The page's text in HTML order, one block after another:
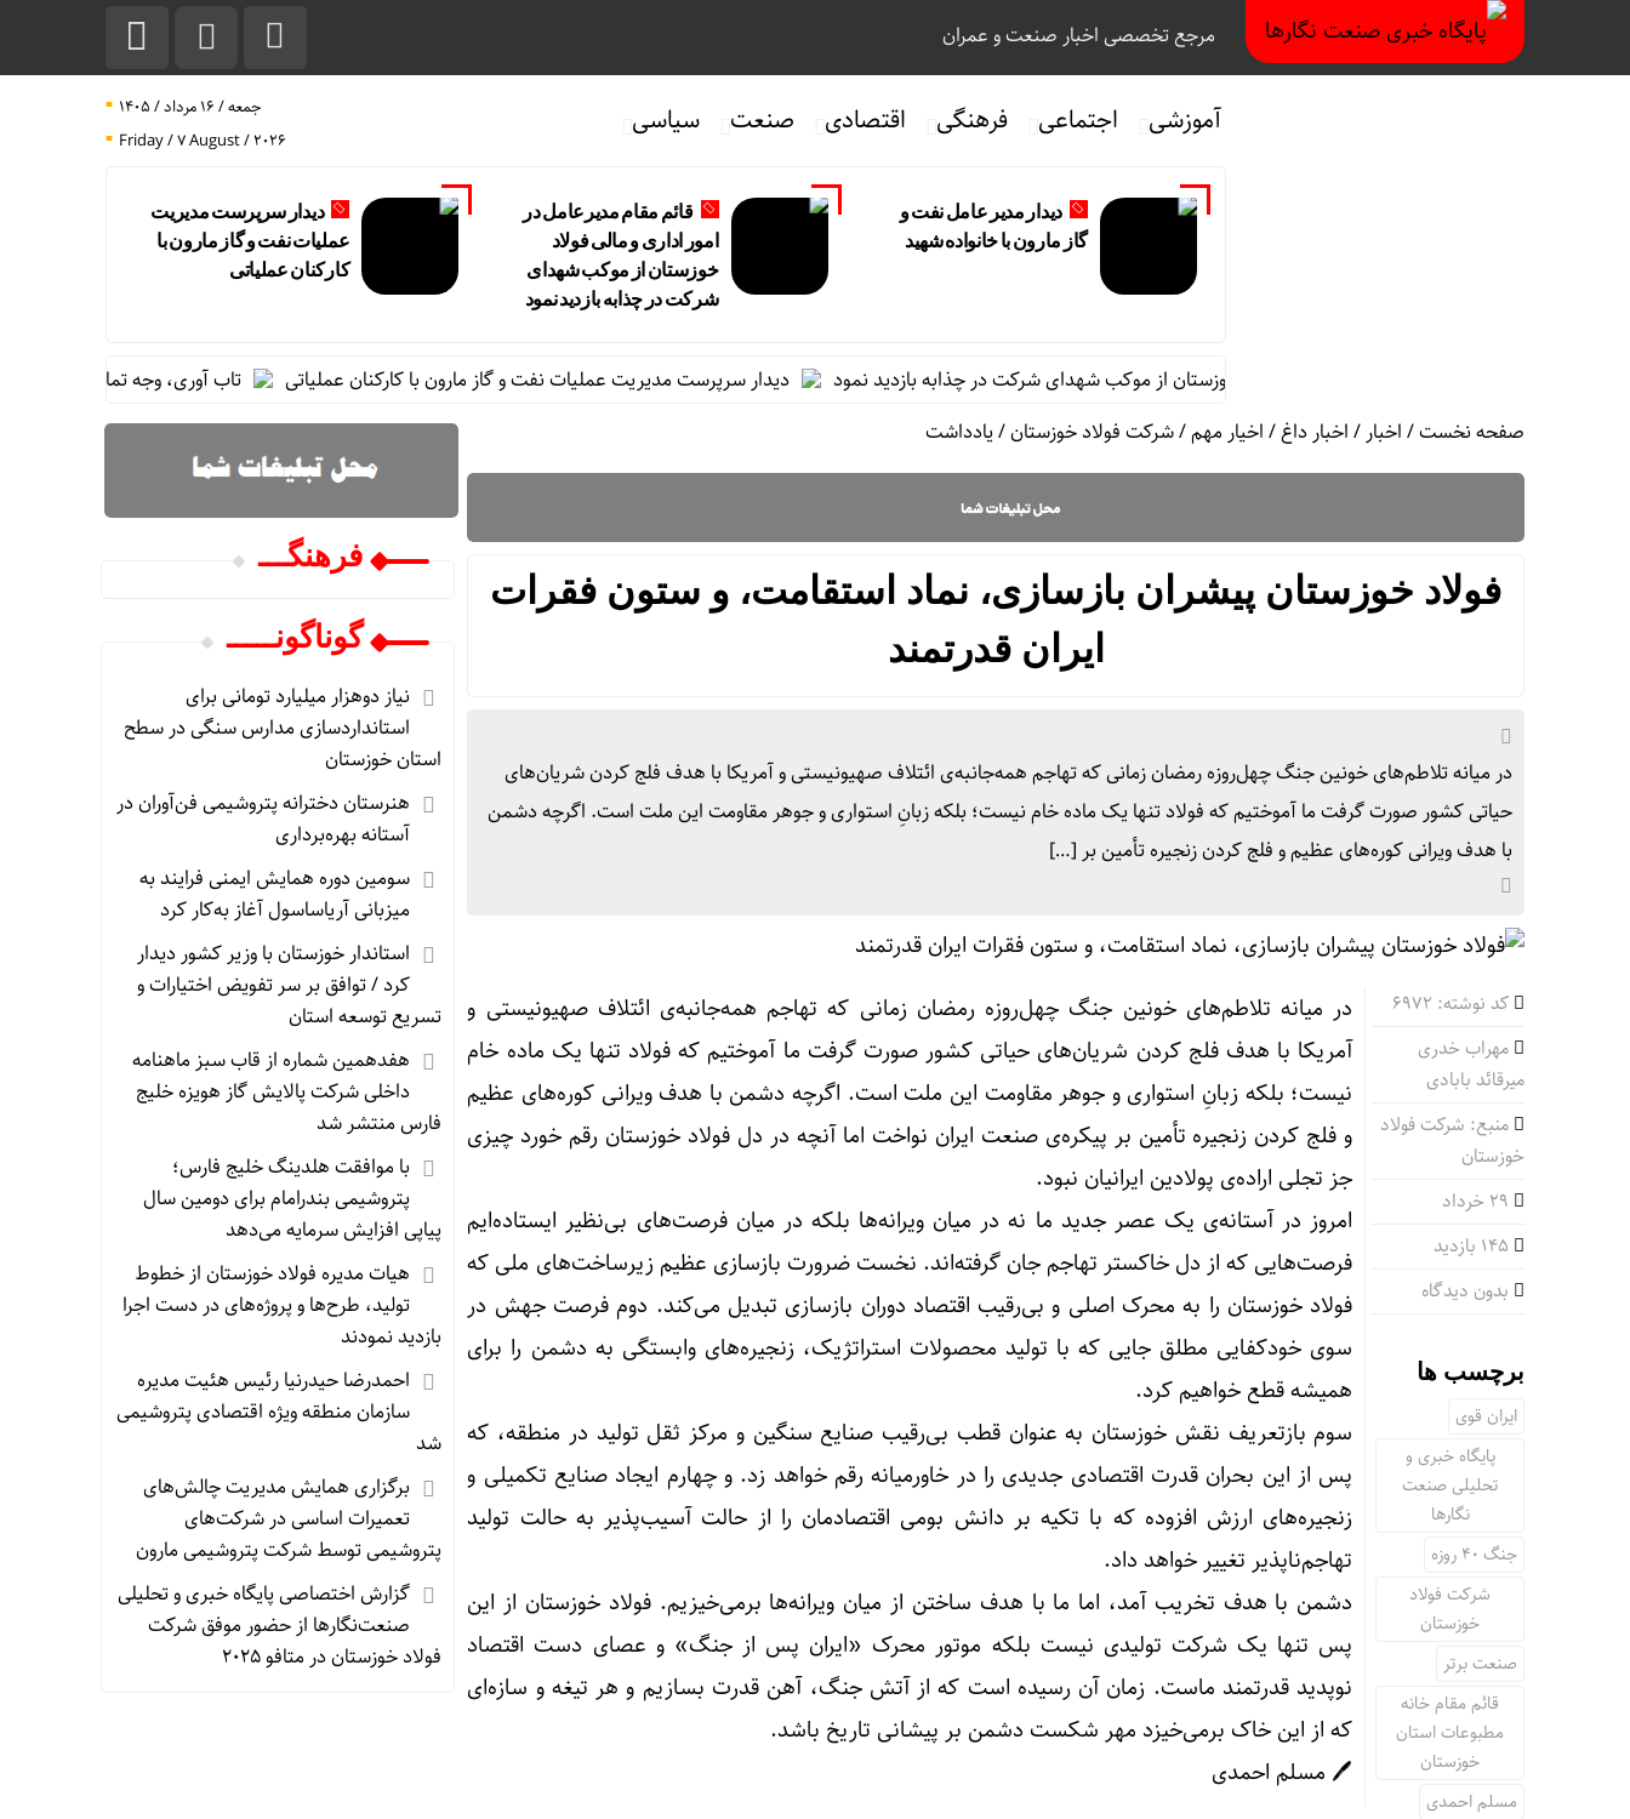
مرجع تخصصی اخبار صنعت و عمران
آموزشی اجتماعی فرهنگی اقتصادی صنعت سیاسی
جمعه / ۱۶ مرداد / ۱۴۰۵
Friday / 7 August / 2026
دیدار مدیر عامل نفت و
گاز مارون با خانواده شهید
قائم مقام مدیرعامل در
امور اداری و مالی فولاد
خوزستان از موکب شهدای
شرکت در چذابه بازدید نمود
دیدار سرپرست مدیریت
عملیات نفت و گاز مارون با
کارکنان عملیاتی
قائم مقام مدیرعامل در امور اداری و مالی فولاد خوزستان از موکب شهدای شرکت در چذابه بازدید نمود دیدار سرپرست مدیریت عملیات نفت و گاز مارون با کارکنان عملیاتی
تاب آوری، وجه تمایز تازه پتروشیمی
صفحه نخست/اخبار/اخبار داغ/اخیار مهم/شرکت فولاد خوزستان/یادداشت
فولاد خوزستان پیشران بازسازی، نماد استقامت، و ستون فقرات
ایران قدرتمند
در میانه تلاطم‌های خونین جنگ چهل‌روزه رمضان زمانی که تهاجم همه‌جانبه‌ی ائتلاف صهیونیستی و آمریکا با هدف فلج کردن شریان‌های
حیاتی کشور صورت گرفت ما آموختیم که فولاد تنها یک ماده خام نیست؛ بلکه زبانِ استواری و جوهر مقاومت این ملت است. اگرچه دشمن
با هدف ویرانی کوره‌های عظیم و فلج کردن زنجیره تأمین بر […]
کد نوشته: 6972
مهراب خدری
میرقائد بابادی
منبع: شرکت فولاد
خوزستان
بدون دیدگاه
برچسب ها
ایران قوی
پایگاه خبری و
تحلیلی صنعت
نگارها
جنگ 40 روزه
شرکت فولاد
خوزستان
صنعت برتر
قائم مقام خانه
مطبوعات استان
خوزستان
مسلم احمدی
در میانه تلاطم‌های خونین جنگ چهل‌روزه رمضان زمانی که تهاجم همه‌جانبه‌ی ائتلاف صهیونیستی و
آمریکا با هدف فلج کردن شریان‌های حیاتی کشور صورت گرفت ما آموختیم که فولاد تنها یک ماده خام
نیست؛ بلکه زبانِ استواری و جوهر مقاومت این ملت است. اگرچه دشمن با هدف ویرانی کوره‌های عظیم
و فلج کردن زنجیره تأمین بر پیکره‌ی صنعت ایران نواخت اما آنچه در دل فولاد خوزستان رقم خورد چیزی
جز تجلی اراده‌ی پولادین ایرانیان نبود.
امروز در آستانه‌ی یک عصر جدید ما نه در میان ویرانه‌ها بلکه در میان فرصت‌های بی‌نظیر ایستاده‌ایم
فرصت‌هایی که از دل خاکستر تهاجم جان گرفته‌اند. نخست ضرورت بازسازی عظیم زیرساخت‌های ملی که
فولاد خوزستان را به محرک اصلی و بی‌رقیب اقتصاد دوران بازسازی تبدیل می‌کند. دوم فرصت جهش در
سوی خودکفایی مطلق جایی که با تولید محصولات استراتژیک، زنجیره‌های وابستگی به دشمن را برای
همیشه قطع خواهیم کرد.
سوم بازتعریف نقش خوزستان به عنوان قطب بی‌رقیب صنایع سنگین و مرکز ثقل تولید در منطقه، که
پس از این بحران قدرت اقتصادی جدیدی را در خاورمیانه رقم خواهد زد. و چهارم ایجاد صنایع تکمیلی و
زنجیره‌های ارزش افزوده که با تکیه بر دانش بومی اقتصادمان را از حالت آسیب‌پذیر به حالت تولید
تهاجم‌ناپذیر تغییر خواهد داد.
دشمن با هدف تخریب آمد، اما ما با هدف ساختن از میان ویرانه‌ها برمی‌خیزیم. فولاد خوزستان از این
پس تنها یک شرکت تولیدی نیست بلکه موتور محرک «ایران پس از جنگ» و عصای دست اقتصاد
نوپدید قدرتمند ماست. زمان آن رسیده است که از آتش جنگ، آهن قدرت بسازیم و هر تیغه و سازه‌ای
که از این خاک برمی‌خیزد مهر شکست دشمن بر پیشانی تاریخ باشد.
🖊 مسلم احمدی
فرهنگـــ
گوناگونـــــ
نیاز دوهزار میلیارد تومانی برای
استانداردسازی مدارس سنگی در سطح
استان خوزستان
هنرستان دخترانه پتروشیمی فن‌آوران در
آستانه بهره‌برداری
سومین دوره همایش ایمنی فرایند به
میزبانی آریاساسول آغاز به‌کار کرد
استاندار خوزستان با وزیر کشور دیدار
کرد / توافق بر سر تفویض اختیارات و
تسریع توسعه استان
هفدهمین شماره از قاب سبز ماهنامه
داخلی شرکت پالایش گاز هویزه خلیج
فارس منتشر شد
با موافقت هلدینگ خلیج فارس؛
پتروشیمی بندرامام برای دومین سال
پیاپی افزایش سرمایه می‌دهد
هیات مدیره فولاد خوزستان از خطوط
تولید، طرح‌ها و پروژه‌های در دست اجرا
بازدید نمودند
احمدرضا حیدرنیا رئیس هئیت مدیره
سازمان منطقه ویژه اقتصادی پتروشیمی
شد
برگزاری همایش مدیریت چالش‌های
تعمیرات اساسی در شرکت‌های
پتروشیمی توسط شرکت پتروشیمی مارون
گزارش اختصاصی پایگاه خبری و تحلیلی
صنعت‌نگارها از حضور موفق شرکت
فولاد خوزستان در متافو ۲۰۲۵